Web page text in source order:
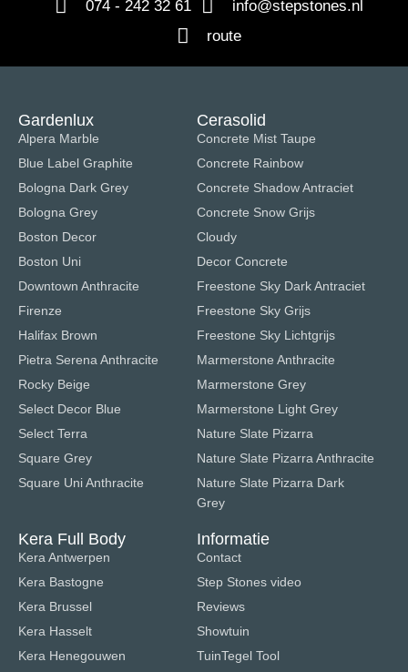
074 - 242 32 61
info@stepstones.nl
route
Gardenlux
Alpera Marble
Blue Label Graphite
Bologna Dark Grey
Bologna Grey
Boston Decor
Boston Uni
Downtown Anthracite
Firenze
Halifax Brown
Pietra Serena Anthracite
Rocky Beige
Select Decor Blue
Select Terra
Square Grey
Square Uni Anthracite
Cerasolid
Concrete Mist Taupe
Concrete Rainbow
Concrete Shadow Antraciet
Concrete Snow Grijs
Cloudy
Decor Concrete
Freestone Sky Dark Antraciet
Freestone Sky Grijs
Freestone Sky Lichtgrijs
Marmerstone Anthracite
Marmerstone Grey
Marmerstone Light Grey
Nature Slate Pizarra
Nature Slate Pizarra Anthracite
Nature Slate Pizarra Dark
Grey
Kera Full Body
Kera Antwerpen
Kera Bastogne
Kera Brussel
Kera Hasselt
Kera Henegouwen
Informatie
Contact
Step Stones video
Reviews
Showtuin
TuinTegel Tool